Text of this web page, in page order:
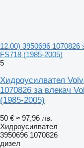
12.00) 3950696 1070826
FS718 (1985-2005)
5
Хидроусилвател
1070826 за влекач
(1985-2005)
50 € ≈ 97,96 лв.
Хидроусилвател
3950696 1070826
дизел